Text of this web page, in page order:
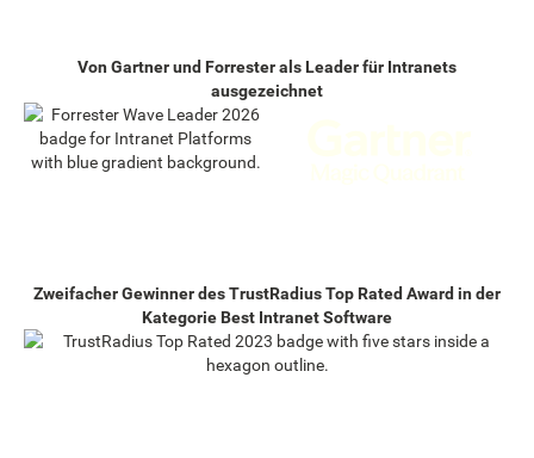
Von Gartner und Forrester als Leader für Intranets
ausgezeichnet
Zweifacher Gewinner des TrustRadius Top Rated Award in der
Kategorie Best Intranet Software